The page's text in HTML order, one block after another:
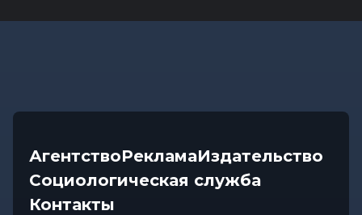
АгентствоРекламаИздательство
Социологическая служба
Контакты